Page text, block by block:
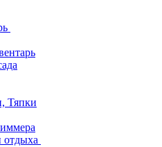
Тяпки
отдыха